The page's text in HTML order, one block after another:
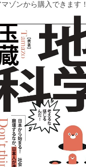
ゾンから購入できます！